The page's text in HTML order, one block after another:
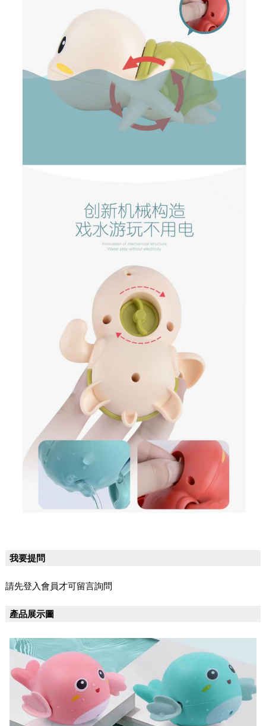
我要提問
請先登入會員才可留言詢問
產品展示圖